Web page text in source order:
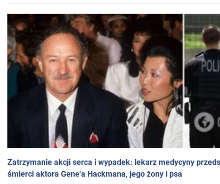
Zatrzymanie akcji serca i wypadek: lekarz medycyny
śmierci aktora Gene'a Hackmana, jego żony i psa